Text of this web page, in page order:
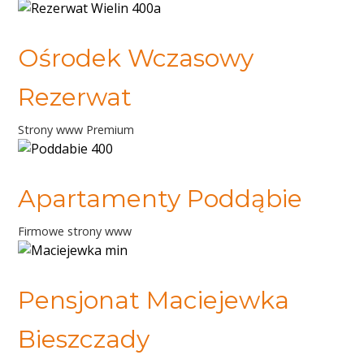
Ośrodek Wczasowy
Rezerwat
Strony www Premium
Apartamenty Poddąbie
Firmowe strony www
Pensjonat Maciejewka
Bieszczady